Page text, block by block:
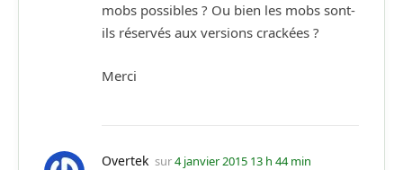
mobs possibles ? Ou bien les mobs sont-
ils réservés aux versions crackées ?
Merci
Overtek sur4 janvier 2015 13 h 44 min